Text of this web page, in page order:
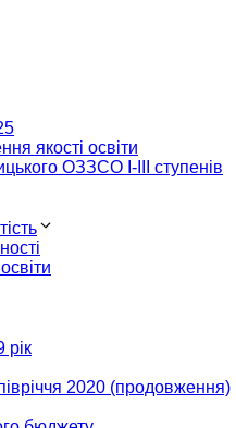
якості освіти
ОЗЗСО I-III ступенів
рік
2020 (продовження)